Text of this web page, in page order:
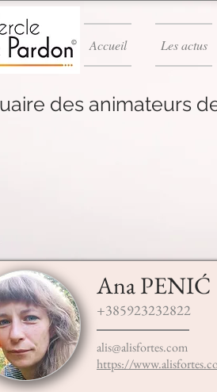
Accueil Les actus
des animateurs
Ana PENIĆ
+385923232822
alis@alisfortes.com
https://